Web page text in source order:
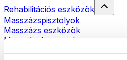
Rehabilitációs eszközök
Masszázspisztolyok
Masszázs eszközök
Masszázshengerek